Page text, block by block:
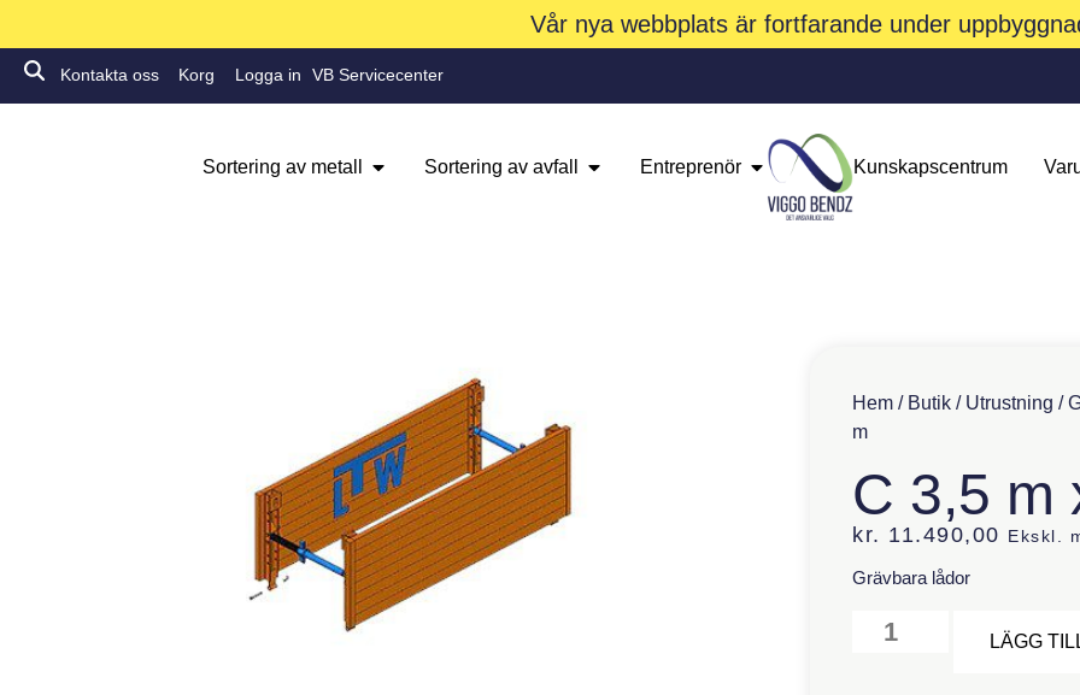
Vår nya webbplats är fortfarande under
Kontakta oss Korg Logga in VB Servicecenter
Sortering av metall Sortering av avfall Entreprenör Kunskapscentrum
Hem / Butik / Utrustning /
m
C 3,5 m
kr. 11.490,00 Ekskl.
Grävbara lådor
LÄGG